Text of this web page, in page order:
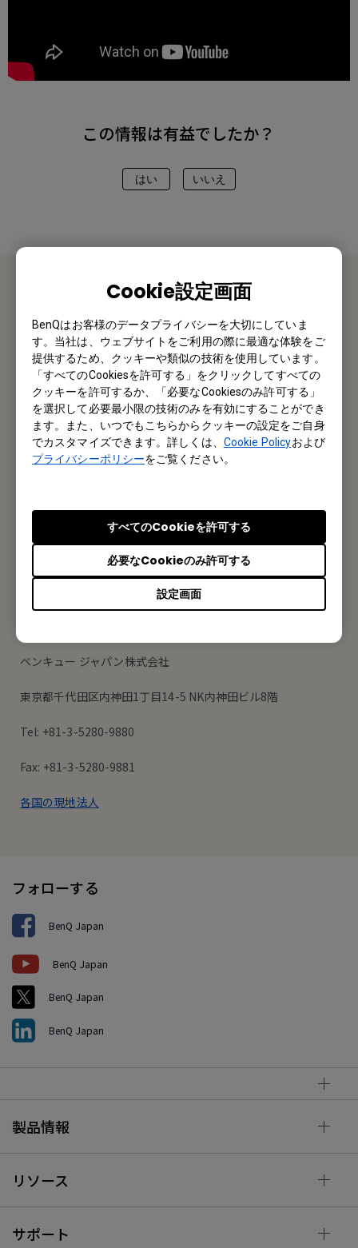
Cookie設定画面
BenQはお客様のデータプライバシーを大切にしていま
す。当社は、ウェブサイトをご利用の際に最適な体験をご
提供するため、クッキーや類似の技術を使用しています。
「すべてのCookiesを許可する」をクリックしてすべての
クッキーを許可するか、「必要なCookiesのみ許可する」
を選択して必要最小限の技術のみを有効にすることができ
ます。また、いつでもこちらからクッキーの設定をご自身
でカスタマイズできます。詳しくは、 Cookie Policyおよび
プライバシーポリシーをご覧ください。
設定画面
必要なCookieのみ許可する
すべてのCookieを許可する
この情報は有益でしたか？
はい いいえ
お問い合わせ
私たちがお手伝いさせていただきます。
お問い合わせ
メルマガ登録
登録する
ベンキュー ジャパン株式会社
東京都千代田区内神田1丁目14-5 NK内神田ビル8階
Tel: +81-3-5280-9880
Fax: +81-3-5280-9881
各国の現地法人
フォローする
BenQ Japan
BenQ Japan
BenQ Japan
BenQ Japan
製品情報
リソース
サポート